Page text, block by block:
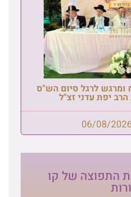
ומרגש לרגל סיום הש"ס
יפת עדני זצ"ל
06/08/
התפוצה של קו